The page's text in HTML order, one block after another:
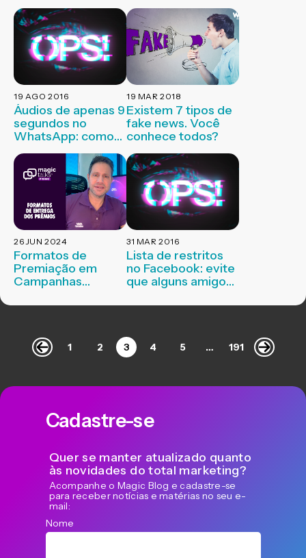
1 2 3 4 5 … 191
19 AGO 2016
Áudios de apenas 9
segundos no
WhatsApp: como
19 MAR 2018
Existem 7 tipos de
fake news. Você
conhece todos?
26 JUN 2024
Formatos de
Premiação em
Campanhas
Magic Talks #02
31 MAR 2016
Lista de restritos
no Facebook: evite
que alguns amigos
postagens
Cadastre-se
Quer se manter atualizado quanto
às novidades do total marketing?
Acompanhe o Magic Blog e cadastre-se
para receber notícias e matérias no seu e-
mail:
Nome